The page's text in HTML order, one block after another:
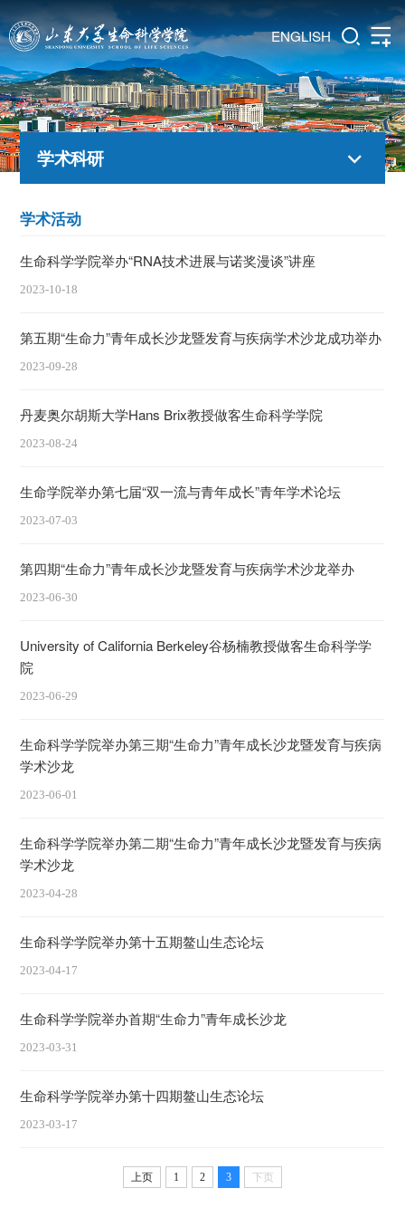
ENGLISH
学术科研
学术活动
生命科学学院举办“RNA技术进展与诺奖漫谈”讲座
2023-10-18
第五期“生命力”青年成长沙龙暨发育与疾病学术沙龙成功举办
2023-09-28
丹麦奥尔胡斯大学Hans Brix教授做客生命科学学院
2023-08-24
生命学院举办第七届“双一流与青年成长”青年学术论坛
2023-07-03
第四期“生命力”青年成长沙龙暨发育与疾病学术沙龙举办
2023-06-30
University of California Berkeley谷杨楠教授做客生命科学学
院
2023-06-29
生命科学学院举办第三期“生命力”青年成长沙龙暨发育与疾病
学术沙龙
2023-06-01
生命科学学院举办第二期“生命力”青年成长沙龙暨发育与疾病
学术沙龙
2023-04-28
生命科学学院举办第十五期鳌山生态论坛
2023-04-17
生命科学学院举办首期“生命力”青年成长沙龙
2023-03-31
生命科学学院举办第十四期鳌山生态论坛
2023-03-17
上页 1 2 3 下页